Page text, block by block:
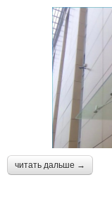
читать дальше →